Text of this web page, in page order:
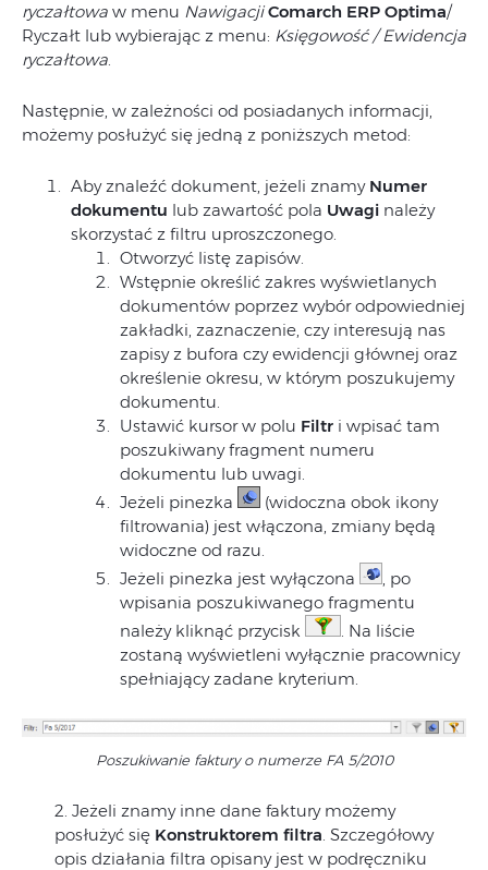
ryczałtowa w menu Nawigacji Comarch ERP Optima/
Ryczałt lub wybierając z menu: Księgowość / Ewidencja
ryczałtowa.
Następnie, w zależności od posiadanych informacji,
możemy posłużyć się jedną z poniższych metod:
Aby znaleźć dokument, jeżeli znamy Numer
dokumentu lub zawartość pola Uwagi należy
skorzystać z filtru uproszczonego.
Otworzyć listę zapisów.
Wstępnie określić zakres wyświetlanych
dokumentów poprzez wybór odpowiedniej
zakładki, zaznaczenie, czy interesują nas
zapisy z bufora czy ewidencji głównej oraz
określenie okresu, w którym poszukujemy
dokumentu.
Ustawić kursor w polu Filtr i wpisać tam
poszukiwany fragment numeru
dokumentu lub uwagi.
Jeżeli pinezka
(widoczna obok ikony
filtrowania) jest włączona, zmiany będą
widoczne od razu.
Jeżeli pinezka jest wyłączona
, po
wpisania poszukiwanego fragmentu
należy kliknąć przycisk
. Na liście
zostaną wyświetleni wyłącznie pracownicy
spełniający zadane kryterium.
Poszukiwanie faktury o numerze FA 5/2010
2. Jeżeli znamy inne dane faktury możemy
posłużyć się Konstruktorem filtra . Szczegółowy
opis działania filtra opisany jest w podręczniku